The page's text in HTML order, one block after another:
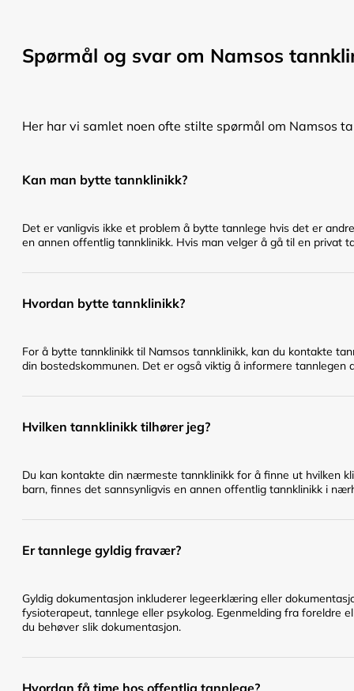
Spørmål og svar om Namsos
Her har vi samlet noen ofte stilte spørmål om Namsos
Kan man bytte tannklinikk?
Det er vanligvis ikke et problem å bytte tannlege hvis det er
en annen offentlig tannklinikk. Hvis man velger å gå til en privat
Hvordan bytte tannklinikk?
For å bytte tannklinikk til Namsos tannklinikk, kan du kontakte
din bostedskommunen. Det er også viktig å informere
Hvilken tannklinikk tilhører jeg?
Du kan kontakte din nærmeste tannklinikk for å finne ut hvilken
barn, finnes det sannsynligvis en annen offentlig tannklinikk i
Er tannlege gyldig fravær?
Gyldig dokumentasjon inkluderer legeerklæring eller
fysioterapeut, tannlege eller psykolog. Egenmelding fra foreldre
du behøver slik dokumentasjon.